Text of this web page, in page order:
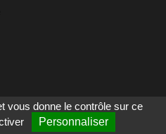
vous donne le contrôle sur ce
Personnaliser